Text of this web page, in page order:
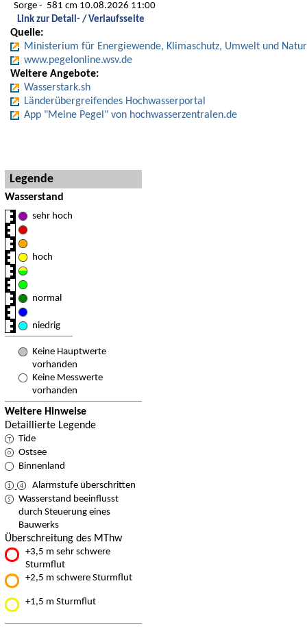
Sorge
581 cm 10.08.2026 11:00
Link zur Detail- / Verlaufsseite
Quelle:
Ministerium für Energiewende, Klimaschutz, Umwelt und Natur
www.pegelonline.wsv.de
Weitere Angebote:
Wasserstark.sh
Länderübergreifendes Hochwasserportal
App "Meine Pegel" von hochwasserzentralen.de
Legende
Wasserstand
sehr hoch
hoch
normal
niedrig
Keine Hauptwerte
vorhanden
Keine Messwerte
vorhanden
Weitere Hinweise
Detaillierte Legende
Tide
Ostsee
Binnenland
Alarmstufe überschritten
Wasserstand beeinflusst
durch Steuerung eines
Bauwerks
Überschreitung des MThw
+3,5 m sehr schwere
Sturmflut
+2,5 m schwere Sturmflut
+1,5 m Sturmflut